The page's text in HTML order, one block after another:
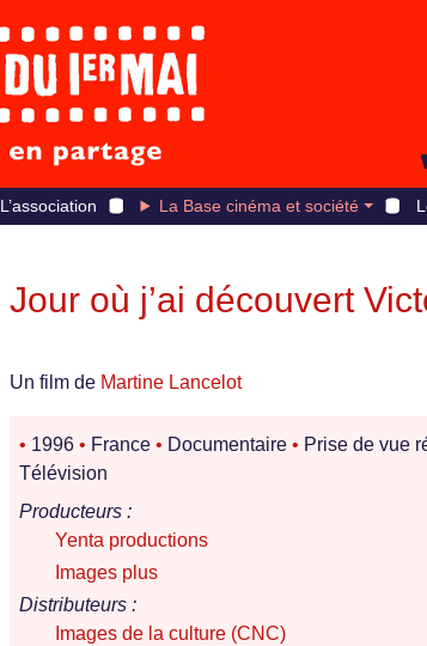
L’association La Base cinéma et société
Jour où j’ai découvert
Un film de Martine Lancelot
• 1996 • France • Documentaire • Prise de vue
Télévision
Producteurs :
Yenta productions
Images plus
Distributeurs :
Images de la culture (CNC)